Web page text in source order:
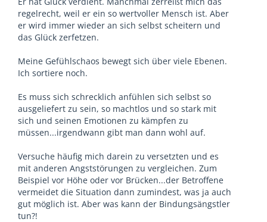
regelrecht, weil er ein so wertvoller Mensch ist. Aber
er wird immer wieder an sich selbst scheitern und
das Glück zerfetzen.
Meine Gefühlschaos bewegt sich über viele Ebenen.
Ich sortiere noch.
Es muss sich schrecklich anfühlen sich selbst so
ausgeliefert zu sein, so machtlos und so stark mit
sich und seinen Emotionen zu kämpfen zu
müssen...irgendwann gibt man dann wohl auf.
Versuche häufig mich darein zu versetzten und es
mit anderen Angststörungen zu vergleichen. Zum
Beispiel vor Höhe oder vor Brücken...der Betroffene
vermeidet die Situation dann zumindest, was ja auch
gut möglich ist. Aber was kann der Bindungsängstler
tun?!